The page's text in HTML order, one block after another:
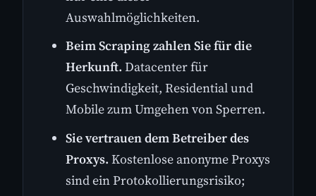
Auswahlmöglichkeiten.
Beim Scraping zahlen Sie für die
Herkunft. Datacenter für
Geschwindigkeit, Residential und
Mobile zum Umgehen von Sperren.
Sie vertrauen dem Betreiber des
Proxys. Kostenlose anonyme Proxys
sind ein Protokollierungsrisiko;